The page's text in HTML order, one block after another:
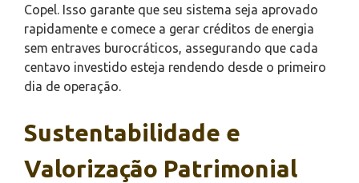
Copel. Isso garante que seu sistema seja aprovado
rapidamente e comece a gerar créditos de energia
sem entraves burocráticos, assegurando que cada
centavo investido esteja rendendo desde o primeiro
dia de operação.
Sustentabilidade e
Valorização Patrimonial